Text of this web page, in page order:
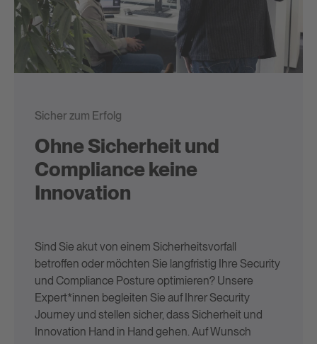
Sicher zum Erfolg
Ohne Sicherheit und
Compliance keine
Innovation
Sind Sie akut von einem Sicherheitsvorfall
betroffen oder möchten Sie langfristig Ihre Security
und Compliance Posture optimieren? Unsere
Expert*innen begleiten Sie auf Ihrer Security
Journey und stellen sicher, dass Sicherheit und
Innovation Hand in Hand gehen. Auf Wunsch